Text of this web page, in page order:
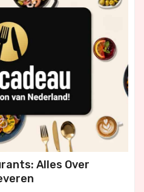
Alles Over